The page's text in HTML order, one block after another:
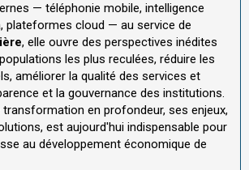
— téléphonie mobile, intelligence
plateformes cloud — au service de
, elle ouvre des perspectives inédites
les plus reculées, réduire les
améliorer la qualité des services et
et la gouvernance des institutions.
en profondeur, ses enjeux,
est aujourd'hui indispensable pour
au développement économique de